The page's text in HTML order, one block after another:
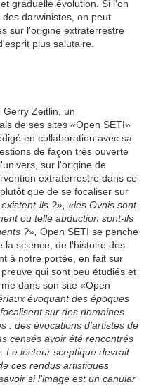
graduelle évolution. Si l'on
darwinistes, on peut
sur l'origine extraterrestre
plus salutaire.
Gerry Zeitlin, un
de ses sites «Open SETI»
en collaboration avec sa
de façon très ouverte
sur l'origine de
extraterrestre dans ce
que de se focaliser sur
ils ?», «les Ovnis sont-
ou telle abduction sont-ils
?», Open SETI se penche
la science, de l'histoire des
à notre portée, en fait sur
qui sont peu étudiés et
dans son site «Open
évoquant des époques
sur des domaines
: des évocations d'artistes de
censés avoir été rencontrés
Le lecteur sceptique devrait
ces rendus artistiques
si l'image est un canular